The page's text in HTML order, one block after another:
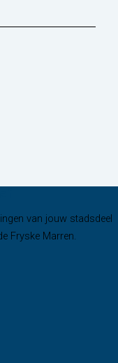
van jouw stadsdeel
Fryske Marren.